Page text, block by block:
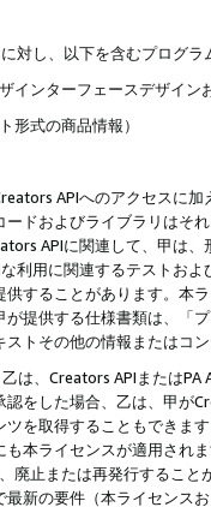
対し、以下を含むプログ
インターフェースデザイ
形式の商品情報）
APIへのアクセスに
ドおよびライブラリはそ
APIに関連して、甲は
利用に関連するテストお
供することがあります。本
提供する仕様書類は、「
トその他の情報またはコ
は、Creators APIまたはPA
をした場合、乙は、甲が
を取得することもできま
本ライセンスが適用され
廃止または再発行するこ
最新の要件（本ライセン